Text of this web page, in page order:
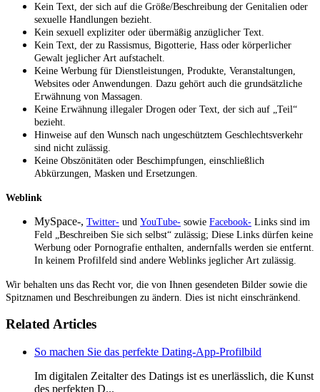
Kein Text, der sich auf die Größe/Beschreibung der Genitalien oder
sexuelle Handlungen bezieht.
Kein sexuell expliziter oder übermäßig anzüglicher Text.
Kein Text, der zu Rassismus, Bigotterie, Hass oder körperlicher
Gewalt jeglicher Art aufstachelt.
Keine Werbung für Dienstleistungen, Produkte, Veranstaltungen,
Websites oder Anwendungen. Dazu gehört auch die grundsätzliche
Erwähnung von Massagen.
Keine Erwähnung illegaler Drogen oder Text, der sich auf „Teil“
bezieht.
Hinweise auf den Wunsch nach ungeschütztem Geschlechtsverkehr
sind nicht zulässig.
Keine Obszönitäten oder Beschimpfungen, einschließlich
Abkürzungen, Masken und Ersetzungen.
Weblink
MySpace-, Twitter- und YouTube- sowie Facebook- Links sind im
Feld „Beschreiben Sie sich selbst“ zulässig; Diese Links dürfen keine
Werbung oder Pornografie enthalten, andernfalls werden sie entfernt.
In keinem Profilfeld sind andere Weblinks jeglicher Art zulässig.
Wir behalten uns das Recht vor, die von Ihnen gesendeten Bilder sowie die
Spitznamen und Beschreibungen zu ändern. Dies ist nicht einschränkend.
Related Articles
So machen Sie das perfekte Dating-App-Profilbild
Im digitalen Zeitalter des Datings ist es unerlässlich, die Kunst
des perfekten D...